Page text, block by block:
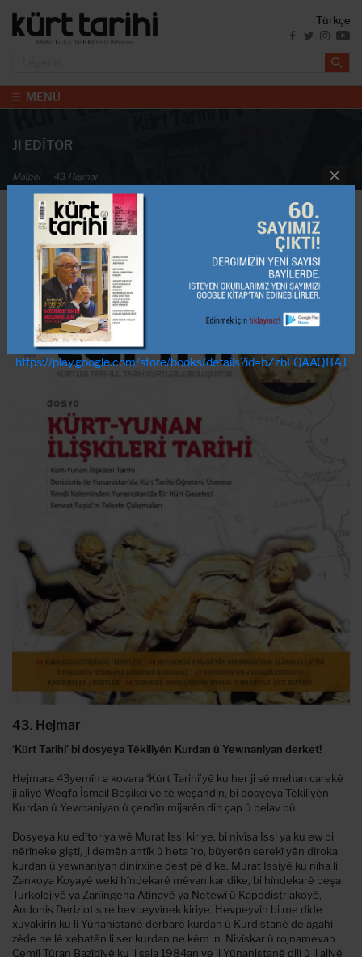
Türkçe
MENÛ
JI EDÎTOR
Malper 43. Hejmar
Çile - Sibat- Adar 2021
43. Hejmar
‘Kürt Tarihi’ bi dosyeya Têkiliyên Kurdan û Yewnaniyan derket!
Hejmara 43yemîn a kovara ‘Kürt Tarihi’yê ku her ji sê mehan carekê
ji aliyê Weqfa Îsmaîl Beşîkcî ve tê weşandin, bi dosyeya Têkiliyên
Kurdan û Yewnaniyan û çendîn mijarên din çap û belav bû.
Dosyeya ku edîtoriya wê Murat Issi kiriye, bi nivîsa Issi ya ku ew bi
nêrîneke giştî, ji demên antîk û heta îro, bûyerên serekî yên dîroka
kurdan û yewnaniyan dinirxîne dest pê dike. Murat Issiyê ku niha li
Zankoya Koyayê wekî hîndekarê mêvan kar dike, bi hîndekarê beşa
Turkolojiyê ya Zanîngeha Atinayê ya Netewî û Kapodistriakoyê,
Andonis Deriziotis re hevpeyvînek kiriye. Hevpeyvîn bi me dide
xuyakirin ku li Yûnanîstanê derbarê kurdan û Kurdistanê de agahî
zêde ne lê xebatên li ser kurdan ne kêm in. Nivîskar û rojnamevan
Cemîl Tûran Bazîdîyê ku ji sala 1984an ve li Yûnanistanê dijî û ji aliyê
https://play.google.com/store/books/details?id=bZzbEQAAQBAJ